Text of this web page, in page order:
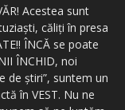
Acestea sunt
căliţi în presa
ÎNCĂ se poate
ÎNCHID, noi
de ştiri”, suntem un
în VEST. Nu ne